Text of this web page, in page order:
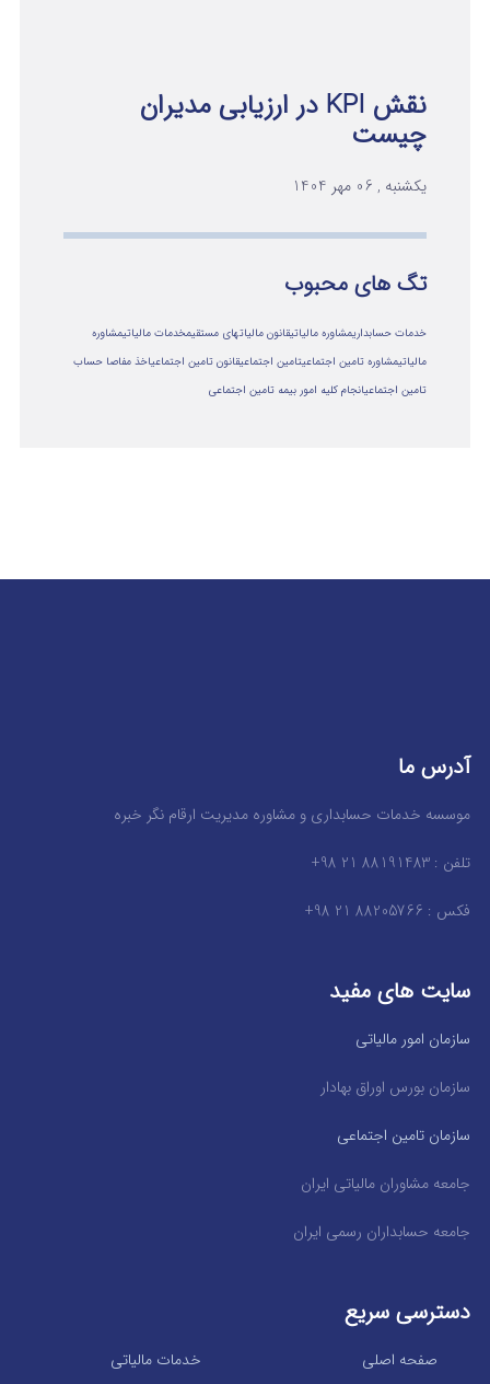
نقش KPI در ارزیابی مدیران
چیست
یکشنبه , 06 مهر 1404
تگ های محبوب
خدمات حسابداریمشاوره مالیاتیقانون مالیاتهای مستقیمخدمات مالیاتیمشاوره
مالياتيمشاوره تامین اجتماعیتامین اجتماعیقانون تامین اجتماعیاخذ مفاصا حساب
تامین اجتماعیانجام کلیه امور بیمه تامین اجتماعی
آدرس ما
موسسه خدمات حسابداری و مشاوره مدیریت ارقام نگر خبره
تلفن : 88191483 21 98+
فکس : 88205766 21 98+
سایت های مفید
سازمان امور مالیاتی
سازمان بورس اوراق بهادار
سازمان تامین اجتماعی
جامعه مشاوران مالیاتی ایران
جامعه حسابداران رسمی ایران
دسترسی سریع
خدمات مالیاتی صفحه اصلی